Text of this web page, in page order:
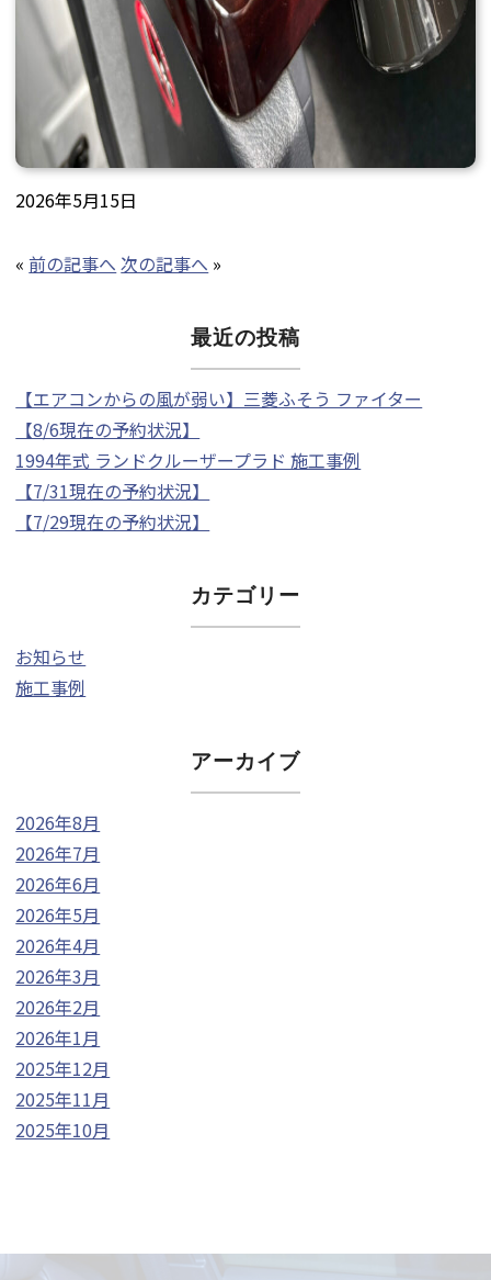
2026年5月15日
«前の記事へ 次の記事へ »
最近の投稿
【エアコンからの風が弱い】三菱ふそう ファイター
【8/6現在の予約状況】
1994年式 ランドクルーザープラド 施工事例
【7/31現在の予約状況】
【7/29現在の予約状況】
カテゴリー
お知らせ
施工事例
アーカイブ
2026年8月
2026年7月
2026年6月
2026年5月
2026年4月
2026年3月
2026年2月
2026年1月
2025年12月
2025年11月
2025年10月